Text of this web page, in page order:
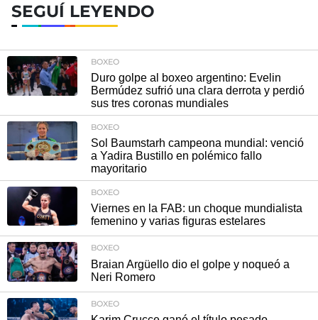
SEGUÍ LEYENDO
BOXEO
Duro golpe al boxeo argentino: Evelin
Bermúdez sufrió una clara derrota y perdió
sus tres coronas mundiales
BOXEO
Sol Baumstarh campeona mundial: venció
a Yadira Bustillo en polémico fallo
mayoritario
BOXEO
Viernes en la FAB: un choque mundialista
femenino y varias figuras estelares
BOXEO
Braian Argüello dio el golpe y noqueó a
Neri Romero
BOXEO